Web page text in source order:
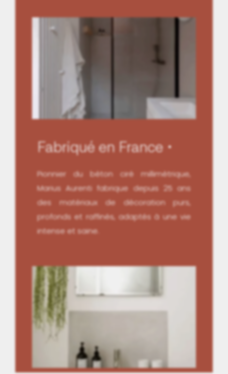
Fabriqué en France
Pionnier du béton ciré millimétrique,
Marius Aurenti fabrique depuis 25 ans
des matériaux de décoration purs,
profonds et raffinés, adaptés à une vie
intense et saine.